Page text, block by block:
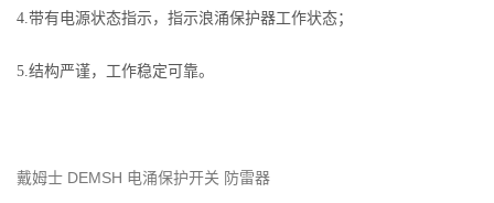
4.带有电源状态指示，指示浪涌保护器工作状态；
5.结构严谨，工作稳定可靠。
戴姆士 DEMSH 电涌保护开关 防雷器